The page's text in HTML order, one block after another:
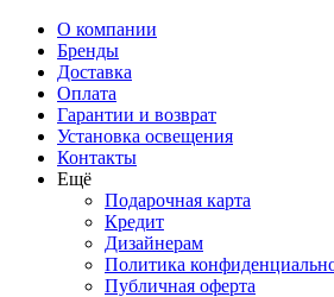
О компании
Бренды
Доставка
Оплата
Гарантии и возврат
Установка освещения
Контакты
Ещё
Подарочная карта
Кредит
Дизайнерам
Политика
Публичная оферта